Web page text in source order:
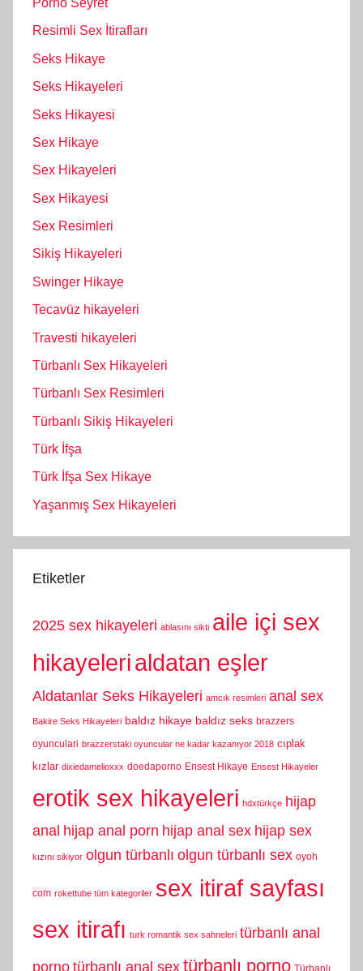
Porno Seyret
Resimli Sex İtirafları
Seks Hikaye
Seks Hikayeleri
Seks Hikayesi
Sex Hikaye
Sex Hikayeleri
Sex Hikayesi
Sex Resimleri
Sikiş Hikayeleri
Swinger Hikaye
Tecavüz hikayeleri
Travesti hikayeleri
Türbanlı Sex Hikayeleri
Türbanlı Sex Resimleri
Türbanlı Sikiş Hikayeleri
Türk İfşa
Türk İfşa Sex Hikaye
Yaşanmış Sex Hikayeleri
Etiketler
2025 sex hikayeleri ablasını sikti aile içi sex
hikayelerialdatan eşler
Aldatanlar Seks Hikayeleri amcık resimleri anal sex
Bakire Seks Hikayeleri baldız hikaye baldız seks brazzers
oyunculari brazzerstaki oyuncular ne kadar kazanıyor 2018 cıplak
kızlar dixiedamelioxxx doedaporno Ensest Hikaye Ensest Hikayeler
erotik sex hikayeleri hdxtürkçe hijap
anal hijap anal porn hijap anal sex hijap sex
kızını sikiyor olgun türbanlı olgun türbanlı sex oyoh
com rokettube tüm kategoriler sex itiraf sayfası
sex itirafı turk romantik sex sahneleri türbanlı anal
porno türbanlı anal sex türbanlı porno Türbanlı